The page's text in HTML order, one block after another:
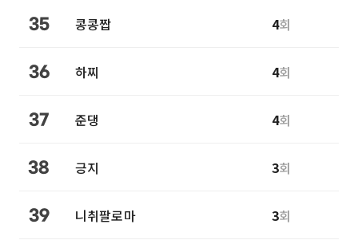
35 콩콩짭 4회
36 하찌 4회
37 준댕 4회
38 긍지 3회
39 니취팔로마 3회